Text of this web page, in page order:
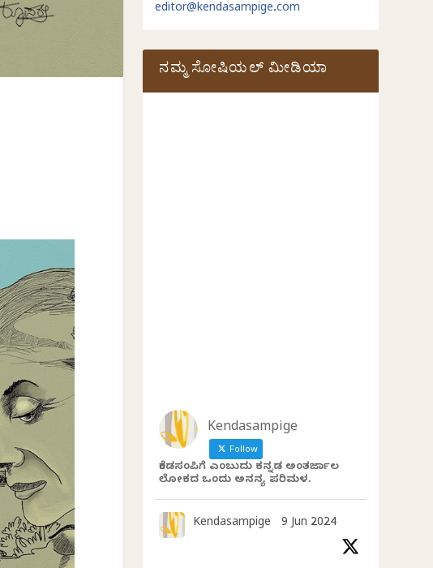
editor@kendasampige.com
ನಮ್ಮ ಸೋಷಿಯಲ್‌ ಮೀಡಿಯಾ
Kendasampige
Follow
ಕೆಂಡಸಂಪಿಗೆ ಎಂಬುದು ಕನ್ನಡ ಅಂತರ್ಜಾಲ
ಲೋಕದ ಒಂದು ಅನನ್ಯ ಪರಿಮಳ.
Kendasampige 9 Jun 2024